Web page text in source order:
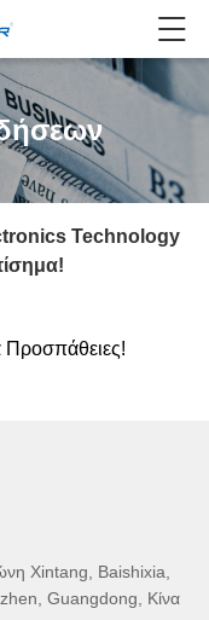
Technology
Xintang, Baishixia,
Guangdong, Κίνα